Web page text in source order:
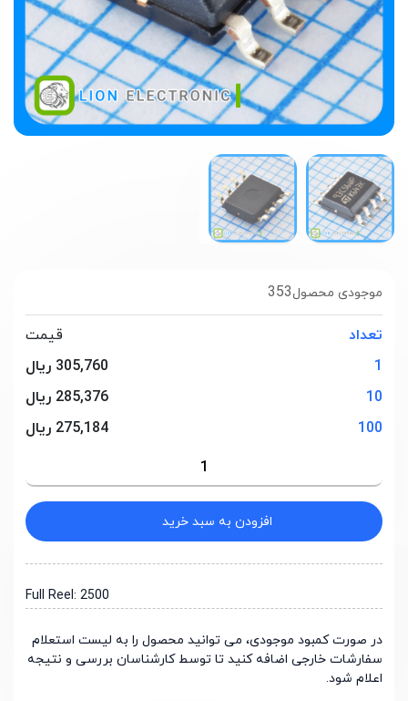
353موجودی محصول
تعداد
قیمت
1
305,760 ریال
10
285,376 ریال
100
275,184 ریال
افزودن به سبد خرید
Full Reel: 2500
در صورت کمبود موجودی، می توانید محصول را به لیست استعلام
سفارشات خارجی اضافه کنید تا توسط کارشناسان بررسی و نتیجه
اعلام شود.